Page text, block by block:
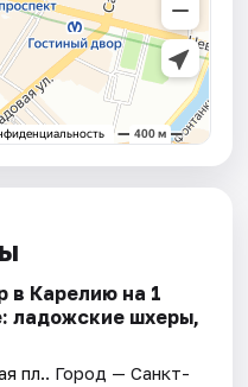
в Карелию на 1
ладожские шхеры,
пл.. Город — Санкт-